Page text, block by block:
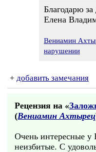
Благодарю
Елена
Вениамин
нарушении
+ добавить замечания
Рецензия на «
(Вениамин Ахтырец
Очень интересные у
неизбитые. С